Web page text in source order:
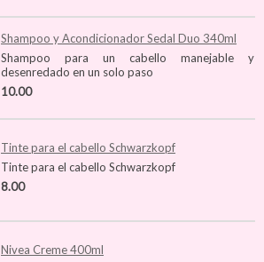
Shampoo y Acondicionador Sedal Duo 340ml
Shampoo para un cabello manejable y
desenredado en un solo paso
10.00
Tinte para el cabello Schwarzkopf
Tinte para el cabello Schwarzkopf
8.00
Nivea Creme 400ml